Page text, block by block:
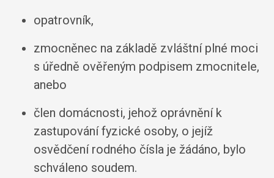
opatrovník,
zmocněnec na základě zvláštní plné moci
s úředně ověřeným podpisem zmocnitele,
anebo
člen domácnosti, jehož oprávnění k
zastupování fyzické osoby, o jejíž
osvědčení rodného čísla je žádáno, bylo
schváleno soudem.